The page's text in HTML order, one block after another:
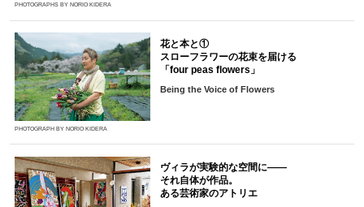
PHOTOGRAPHS BY NORIO KIDERA
PHOTOGRAPH BY NORIO KIDERA
花と本と①
スローフラワーの花束を届ける
「four peas flowers」
Being the Voice of Flowers
ヴィラが実験的な空間に――
それ自体が作品。
ある芸術家のアトリエ